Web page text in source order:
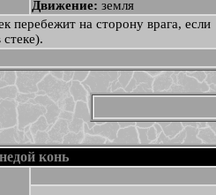
Движение: земля
перебежит на сторону врага, если
конь